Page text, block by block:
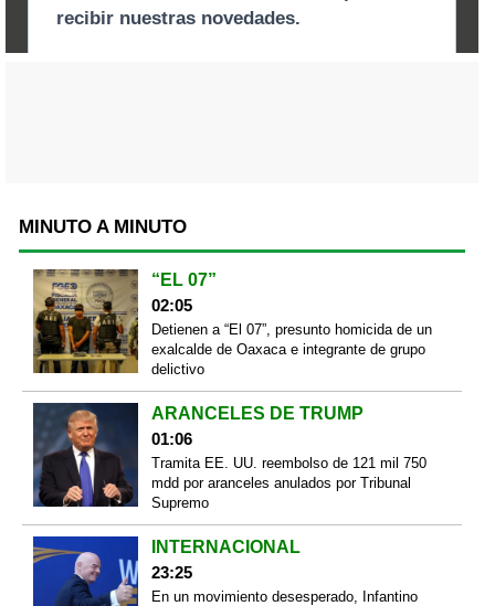
MINUTO A MINUTO
“EL 07”
02:05
Detienen a “El 07”, presunto homicida de un
exalcalde de Oaxaca e integrante de grupo
delictivo
ARANCELES DE TRUMP
01:06
Tramita EE. UU. reembolso de 121 mil 750
mdd por aranceles anulados por Tribunal
Supremo
INTERNACIONAL
23:25
En un movimiento desesperado, Infantino